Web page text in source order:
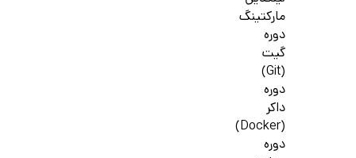
مارکتینگ
دوره
گیت
(Git)
دوره
داکر
(Docker)
دوره